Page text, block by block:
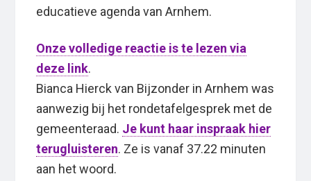
educatieve agenda van Arnhem.
Onze volledige reactie is te lezen via
deze link.
Bianca Hierck van Bijzonder in Arnhem was
aanwezig bij het rondetafelgesprek met de
gemeenteraad. Je kunt haar inspraak hier
terugluisteren. Ze is vanaf 37.22 minuten
aan het woord.